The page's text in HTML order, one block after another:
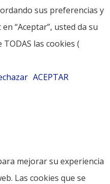
sus preferencias y
“Aceptar”, usted da su
las cookies (
ACEPTAR
mejorar su experiencia
Las cookies que se